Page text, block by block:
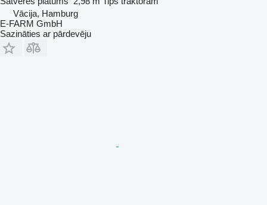
Vācija, Hamburg
E-FARM GmbH
Sazināties ar pārdevēju